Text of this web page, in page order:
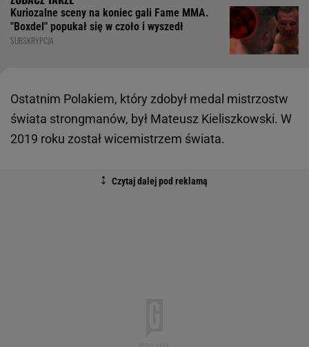
Kuriozalne sceny na koniec gali Fame MMA.
"Boxdel" popukał się w czoło i wyszedł
SUBSKRYPCJA
Ostatnim Polakiem, który zdobył medal mistrzostw
świata strongmanów, był Mateusz Kieliszkowski. W
2019 roku został wicemistrzem świata.